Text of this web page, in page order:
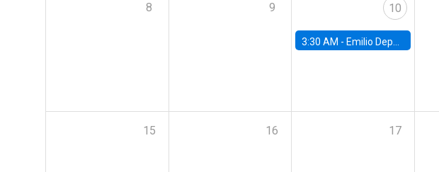
8 9 10
3:30 AM - Emilio Depetris-Chauvín, Universidad Católica
15 16 17